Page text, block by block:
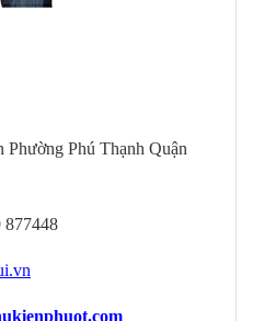
Phường Phú Thạnh Quận
877448